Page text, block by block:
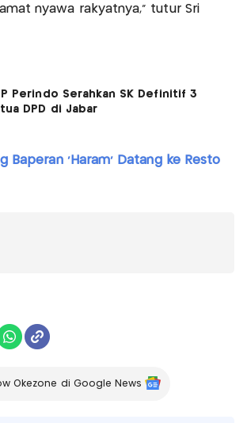
nyawa rakyatnya,” tutur Sri
Perindo Serahkan SK Definitif 3
DPD di Jabar
Baperan 'Haram' Datang ke Resto
Okezone di Google News